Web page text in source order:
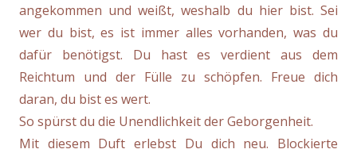
angekommen und weißt, weshalb du hier bist. Sei
wer du bist, es ist immer alles vorhanden, was du
dafür benötigst. Du hast es verdient aus dem
Reichtum und der Fülle zu schöpfen. Freue dich
daran, du bist es wert.
So spürst du die Unendlichkeit der Geborgenheit.
Mit diesem Duft erlebst Du dich neu. Blockierte